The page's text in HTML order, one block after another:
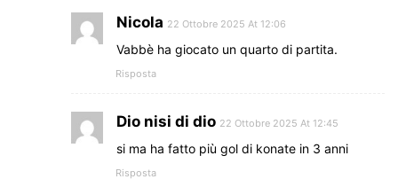
Nicola 22 Ottobre 2025 At 12:06
Vabbè ha giocato un quarto di partita.
Risposta
Dio nisi di dio 22 Ottobre 2025 At 12:45
si ma ha fatto più gol di konate in 3 anni
Risposta